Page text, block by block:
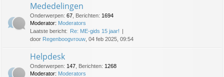
Mededelingen
Onderwerpen: 67 Berichten: 1694
Moderator: Moderators
Laatste bericht: Re: ME-gids 15 jaar!
door Regenboogvrouw , 04 feb 2025, 09:54
Helpdesk
Onderwerpen: 147 Berichten: 1268
Moderator: Moderators